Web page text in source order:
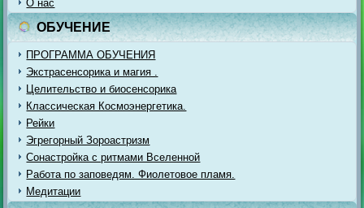
О нас
ОБУЧЕНИЕ
ПРОГРАММА ОБУЧЕНИЯ
Экстрасенсорика и магия .
Целительство и биосенсорика
Классическая Космоэнергетика.
Рейки
Эгрегорный Зороастризм
Сонастройка с ритмами Вселенной
Работа по заповедям. Фиолетовое пламя.
Медитации